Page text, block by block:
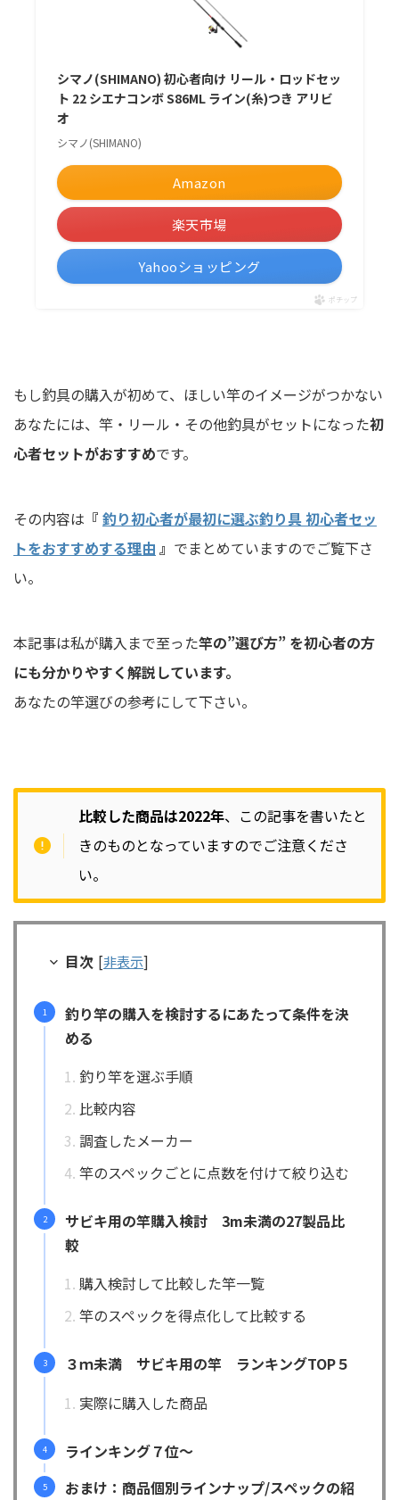
シマノ(SHIMANO) 初心者向け リール・ロッドセッ
ト 22 シエナコンボ S86ML ライン(糸)つき アリビ
オ
シマノ(SHIMANO)
Amazon
楽天市場
Yahooショッピング
ポチップ
もし釣具の購入が初めて、ほしい竿のイメージがつかない
あなたには、竿・リール・その他釣具がセットになった初
心者セットがおすすめです。
その内容は 『 釣り初心者が最初に選ぶ釣り具 初心者セッ
トをおすすめする理由 』 でまとめていますのでご覧下さ
い。
本記事は私が購入まで至った竿の”選び方” を初心者の方
にも分かりやすく解説しています。
あなたの竿選びの参考にして下さい。
比較した商品は2022年、この記事を書いたと
きのものとなっていますのでご注意くださ
い。
目次 [非表示]
釣り竿の購入を検討するにあたって条件を決
める
釣り竿を選ぶ手順
比較内容
調査したメーカー
竿のスペックごとに点数を付けて絞り込む
サビキ用の竿購入検討 3m未満の27製品比
較
購入検討して比較した竿一覧
竿のスペックを得点化して比較する
３ｍ未満 サビキ用の竿 ランキングTOP５
実際に購入した商品
ラインキング７位～
おまけ：商品個別ラインナップ/スペックの紹